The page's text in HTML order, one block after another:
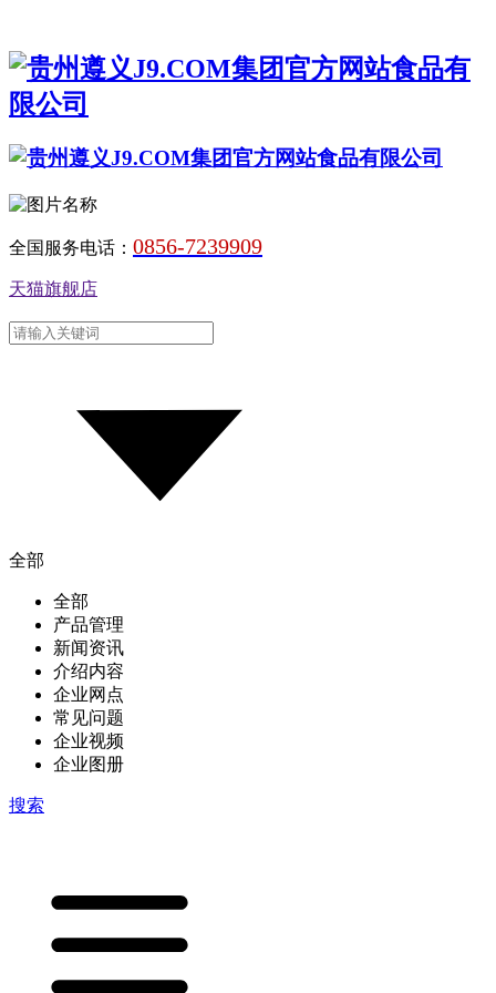
全国服务电话： 0856-7239909
天猫旗舰店
全部
全部
产品管理
新闻资讯
介绍内容
企业网点
常见问题
企业视频
企业图册
搜索